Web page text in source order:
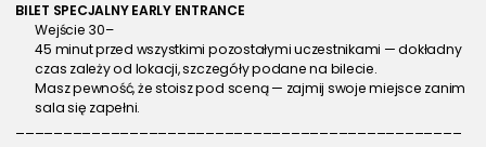
BILET SPECJALNY EARLY ENTRANCE
Wejście 30–
45 minut przed wszystkimi pozostałymi uczestnikami — dokładny
czas zależy od lokacji, szczegóły podane na bilecie.
Masz pewność, że stoisz pod sceną — zajmij swoje miejsce zanim
sala się zapełni.